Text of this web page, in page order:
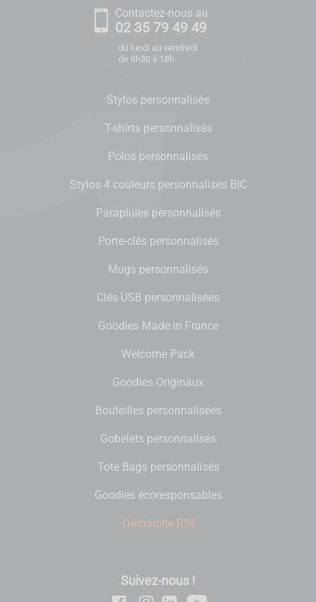
Contactez-nous au
02 35 79 49 49
du lundi au vendredi
de 8h30 à 18h
Stylos personnalisés
T-shirts personnalisés
Polos personnalisés
Stylos 4 couleurs personnalisés BIC
Parapluies personnalisés
Porte-clés personnalisés
Mugs personnalisés
Clés USB personnalisées
Goodies Made in France
Welcome Pack
Goodies Originaux
Bouteilles personnalisées
Gobelets personnalisés
Tote Bags personnalisés
Goodies écoresponsables
Démarche RSE
Suivez-nous !